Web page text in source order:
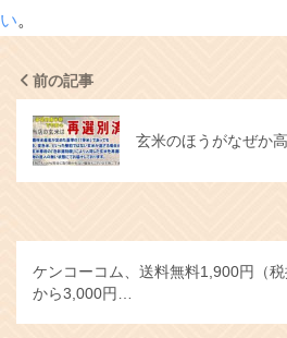
い。
前の記事
玄米のほうがなぜか
ケンコーコム、送料無料1,900円（税
から3,000円…